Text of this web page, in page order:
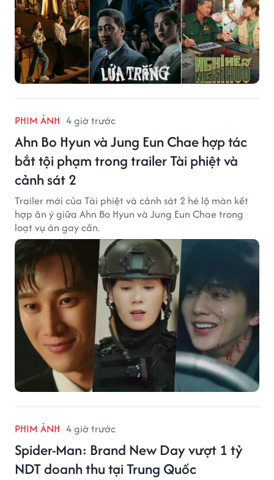
PHIM ẢNH 4 giờ trước
Ahn Bo Hyun và Jung Eun Chae hợp tác
bắt tội phạm trong trailer Tài phiệt và
cảnh sát 2
Trailer mới của Tài phiệt và cảnh sát 2 hé lộ màn kết
hợp ăn ý giữa Ahn Bo Hyun và Jung Eun Chae trong
loạt vụ án gay cấn.
PHIM ẢNH 4 giờ trước
Spider-Man: Brand New Day vượt 1 tỷ
NDT doanh thu tại Trung Quốc